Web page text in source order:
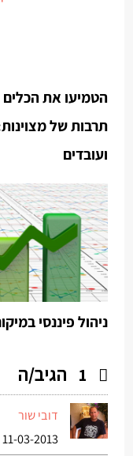
הטמיעו את הכלים
תרבות של
ועובדים
ניהול פיננסי
1 הגיב/ה
דובי שור
11-03-2013